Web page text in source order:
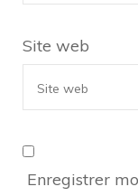
Site web
Enregistrer